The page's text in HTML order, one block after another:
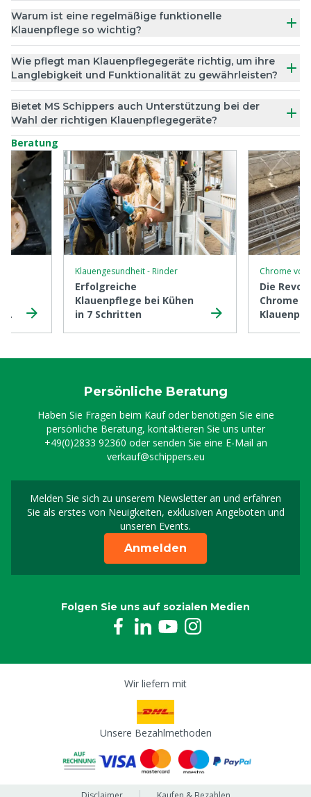
Warum ist eine regelmäßige funktionelle
Klauenpflege so wichtig?
Wie pflegt man Klauenpflegegeräte richtig, um ihre
Langlebigkeit und Funktionalität zu gewährleisten?
Bietet MS Schippers auch Unterstützung bei der
Wahl der richtigen Klauenpflegegeräte?
Beratung
Klauengesundheit - Rinder
Erfolgreiche
Klauenpflege bei Kühen
in 7 Schritten
Chrome von
Die
Chrome
Persönliche Beratung
Haben Sie Fragen beim Kauf oder benötigen Sie eine
persönliche Beratung, kontaktieren Sie uns unter
+49(0)2833 92360 oder senden Sie eine E-Mail an
verkauf@schippers.eu
Melden Sie sich zu unserem Newsletter an und erfahren
Sie als erstes von Neuigkeiten, exklusiven Angeboten und
unseren Events.
Melden Sie sich für
Anmelden
Folgen Sie uns auf sozialen Medien
Wir liefern mit
Unsere Bezahlmethoden